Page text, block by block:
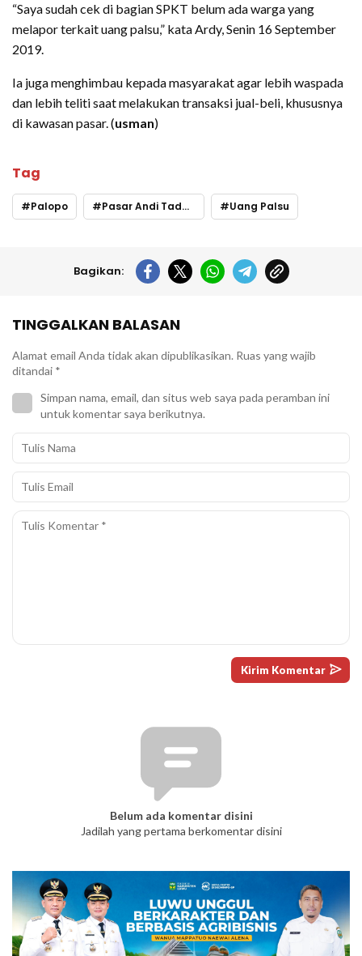
“Saya sudah cek di bagian SPKT belum ada warga yang
melapor terkait uang palsu,” kata Ardy, Senin 16 September
2019.
Ia juga menghimbau kepada masyarakat agar lebih waspada
dan lebih teliti saat melakukan transaksi jual-beli, khususnya
di kawasan pasar. (usman)
Tag
Palopo Pasar Andi Tadda Uang Palsu
Bagikan:
TINGGALKAN BALASAN
Alamat email Anda tidak akan dipublikasikan. Ruas yang wajib
ditandai *
Simpan nama, email, dan situs web saya pada peramban ini
untuk komentar saya berikutnya.
Belum ada komentar disini
Jadilah yang pertama berkomentar disini